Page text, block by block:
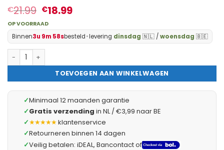
€21.99 €18.99
OP VOORRAAD
Binnen3u 9m 57sbesteld•levering dinsdag 🇳🇱 /woensdag 🇧🇪
Landelijke Hangende Tuin Lantaarn met LED Bol lamp Solar
TOEVOEGEN AAN WINKELWAGEN
✓Minimaal 12 maanden garantie
✓Gratis verzending in NL / €3,99 naar BE
✓★★★★★klantenservice
✓Retourneren binnen 14 dagen
✓Veilig betalen: iDEAL, Bancontact of